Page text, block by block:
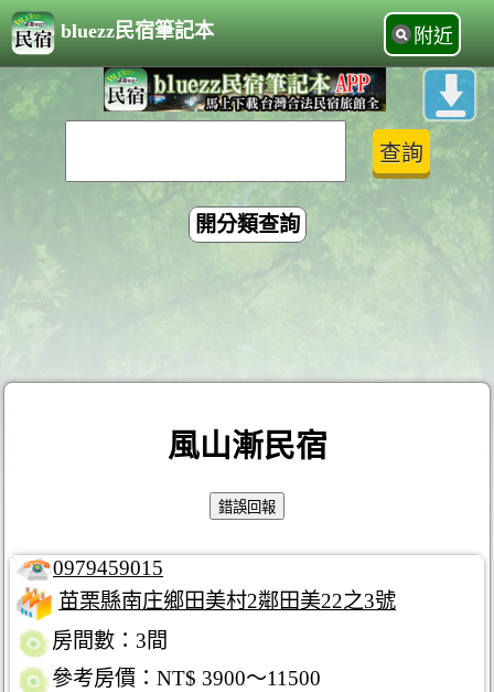
bluezz民宿筆記本 附近
開分類查詢
風山漸民宿
0979459015
苗栗縣南庄鄉田美村2鄰田美22之3號
房間數：3間
參考房價：NT$ 3900～11500